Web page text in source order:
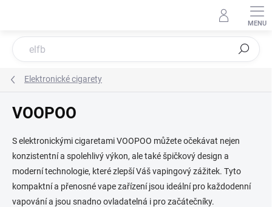
Hledat
Elektronické cigarety
VOOPOO
S elektronickými cigaretami VOOPOO můžete očekávat nejen
konzistentní a spolehlivý výkon, ale také špičkový design a
moderní technologie, které zlepší Váš vapingový zážitek. Tyto
kompaktní a přenosné vape zařízení jsou ideální pro každodenní
vapování a jsou snadno ovladatelná i pro začátečníky.